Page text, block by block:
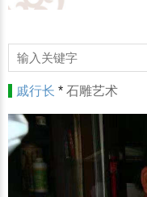
戚行长 * 石雕艺术